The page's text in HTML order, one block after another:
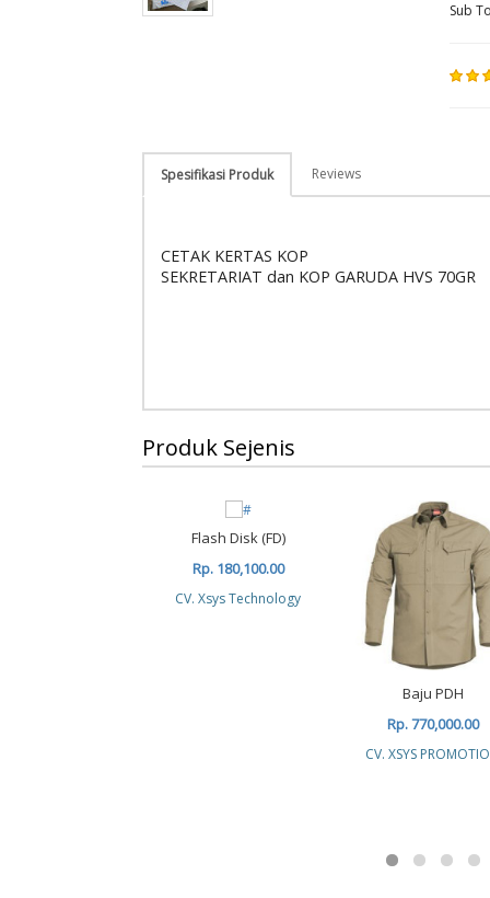
Sub
Spesifikasi Produk Reviews
CETAK KERTAS KOP
SEKRETARIAT dan KOP GARUDA HVS 70GR
Produk Sejenis
Flash Disk (FD)
Rp. 180,100.00
CV. Xsys Technology
Baju PDH
Rp. 770,000.00
CV. XSYS